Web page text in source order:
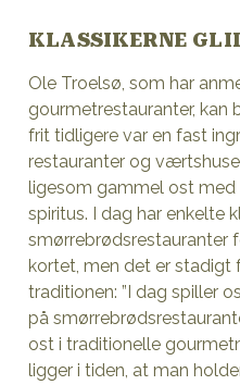
KLASSIKERNE
Ole Troelsø, som har
gourmetrestauranter,
frit tidligere var en fast
restauranter og
ligesom gammel ost med
spiritus. I dag har enkelte
smørrebrødsrestauranter
kortet, men det er
traditionen: ”I dag spiller
på
ost i traditionelle
ligger i tiden, at man